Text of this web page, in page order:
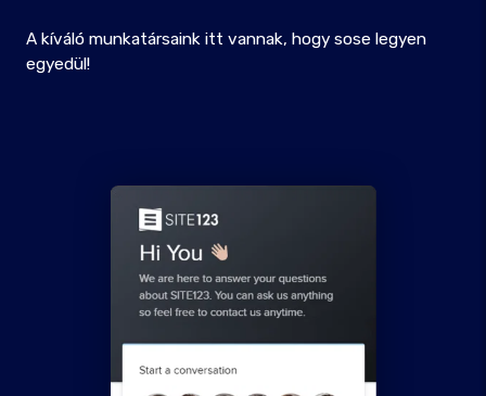
A kíváló munkatársaink itt vannak, hogy sose legyen
egyedül!